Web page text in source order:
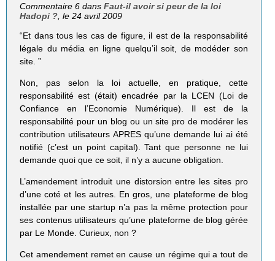
Commentaire 6 dansFaut-il avoir si peur de la loi
Hadopi ? , le 24 avril 2009
“Et dans tous les cas de figure, il est de la responsabilité
légale du média en ligne quelqu’il soit, de modéder son
site. ”
Non, pas selon la loi actuelle, en pratique, cette
responsabilité est (était) encadrée par la LCEN (Loi de
Confiance en l’Economie Numérique). Il est de la
responsabilité pour un blog ou un site pro de modérer les
contribution utilisateurs APRES qu’une demande lui ai été
notifié (c’est un point capital). Tant que personne ne lui
demande quoi que ce soit, il n’y a aucune obligation.
L’amendement introduit une distorsion entre les sites pro
d’une coté et les autres. En gros, une plateforme de blog
installée par une startup n’a pas la même protection pour
ses contenus utilisateurs qu’une plateforme de blog gérée
par Le Monde. Curieux, non ?
Cet amendement remet en cause un régime qui a tout de